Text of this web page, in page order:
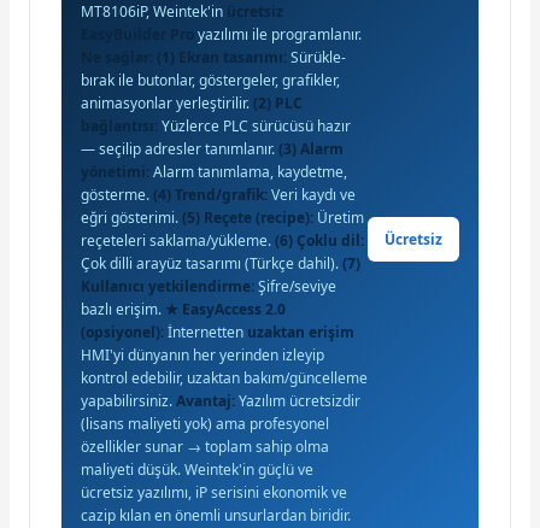
MT8106iP, Weintek'in ücretsiz
EasyBuilder Proyazılımı ile programlanır.
Ne sağlar: (1) Ekran tasarımı:Sürükle-
bırak ile butonlar, göstergeler, grafikler,
animasyonlar yerleştirilir. (2) PLC
bağlantısı: Yüzlerce PLC sürücüsü hazır
— seçilip adresler tanımlanır.(3) Alarm
yönetimi:Alarm tanımlama, kaydetme,
gösterme. (4) Trend/grafik:Veri kaydı ve
eğri gösterimi.(5) Reçete (recipe): Üretim
reçeteleri saklama/yükleme.(6) Çoklu dil:
Çok dilli arayüz tasarımı (Türkçe dahil).(7)
Kullanıcı yetkilendirme:Şifre/seviye
bazlı erişim. ★ EasyAccess 2.0
(opsiyonel):İnternetten uzaktan erişim
HMI'yi dünyanın her yerinden izleyip
kontrol edebilir, uzaktan bakım/güncelleme
yapabilirsiniz.Avantaj:Yazılım ücretsizdir
(lisans maliyeti yok) ama profesyonel
özellikler sunar → toplam sahip olma
maliyeti düşük. Weintek'in güçlü ve
ücretsiz yazılımı, iP serisini ekonomik ve
cazip kılan en önemli unsurlardan biridir.
Ücretsiz